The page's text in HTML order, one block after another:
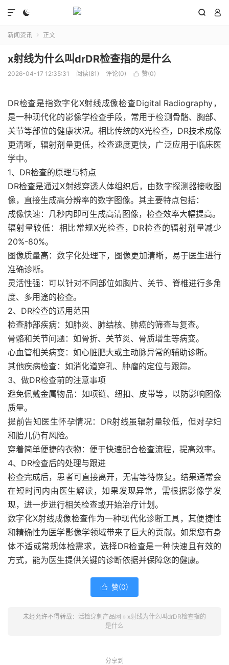
  

新闻资讯  正文
x射线为什么叫drDR检查指的是什么
2026-04-17 12:35:31 阅读(81) 评论(0)  赞(0)
DR检查是指数字化X射线成像检查Digital Radiography，
是一种现代化的影像学检查手段，常用于检测骨骼、胸部、
关节等部位的健康状况。相比传统的X光检查，DR技术成像
更清晰，辐射剂量更低，检查速度更快，广泛应用于临床医
学中。
1、DR检查的原理与特点
DR检查是通过X射线穿透人体组织后，由数字探测器接收图
像，直接生成高分辨率的数字图像。其主要特点包括：
成像快速：几秒内即可生成高清图像，检查效率大幅提高。
辐射量较低：相比常规X光检查，DR检查的辐射剂量减少
20%-80%。
图像质量高：数字化处理下，图像更加清晰，易于医生进行
准确诊断。
灵活性强：可以针对不同部位如胸片、关节、脊椎进行多角
度、多用途的检查。
2、DR检查的适用范围
检查肺部疾病：如肺炎、肺结核、肺癌的筛查与复查。
骨骼和关节问题：如骨折、关节炎、骨质增生等病变。
心血管相关病变：如心脏肥大或主动脉异常的辅助诊断。
其他疾病检查：如消化道穿孔、肿瘤的定位与跟踪。
3、做DR检查前的注意事项
避免佩戴金属物品：如项链、纽扣、皮带等，以防影响图像
质量。
提前告知医生怀孕情况：DR射线虽辐射量较低，但对孕妇
和胎儿仍有风险。
穿着简单便捷的衣物：便于快速配合检查流程，提高效率。
4、DR检查后的处理与跟进
检查完成后，患者可直接离开，无需等待恢复。结果通常会
在短时间内由医生解读，如果发现异常，需根据影像学发
现，进一步进行相关检查或开始治疗计划。
数字化X射线成像检查作为一种现代化诊断工具，其便捷性
和精确性为医学影像学领域带来了巨大的贡献。如果您有身
体不适或常规体检需求，选择DR检查是一种快速且有效的
方式，能为医生提供关键的诊断依据并保障您的健康。
 赞(0)
未经允许不得转载： 活检穿刺产品网 » x射线为什么叫drDR检查指的
是什么
分享到